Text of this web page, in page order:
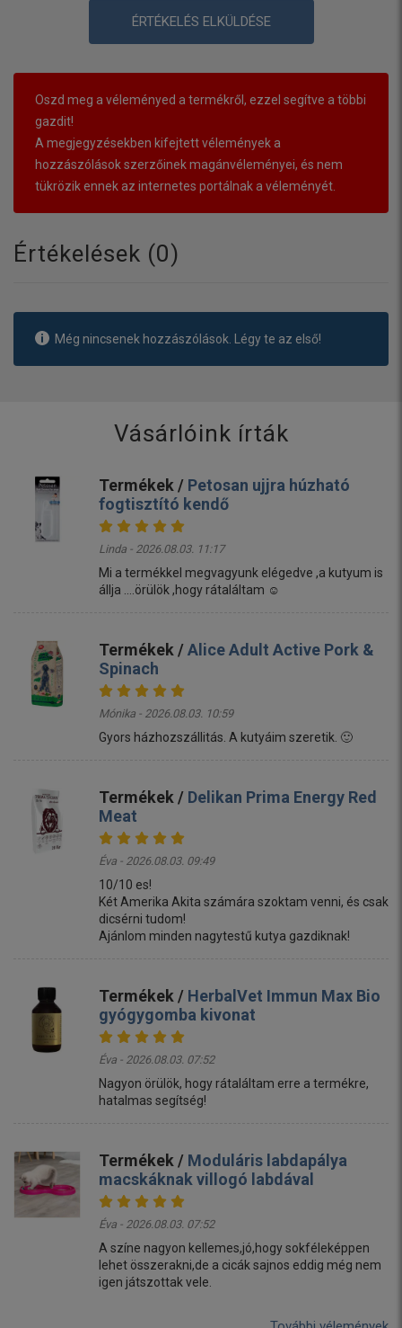
ÉRTÉKELÉS ELKÜLDÉSE
Oszd meg a véleményed a termékről, ezzel segítve a többi
gazdit!
A megjegyzésekben kifejtett vélemények a
hozzászólások szerzőinek magánvéleményei, és nem
tükrözik ennek az internetes portálnak a véleményét.
Értékelések (0)
Még nincsenek hozzászólások. Légy te az első!
Vásárlóink írták
Termékek / Petosan ujjra húzható
fogtisztító kendő
Linda - 2026.08.03. 11:17
Mi a termékkel megvagyunk elégedve ,a kutyum is
állja ....örülök ,hogy rátaláltam ☺️
Termékek /Alice Adult Active Pork &
Spinach
Mónika - 2026.08.03. 10:59
Gyors házhozszállitás. A kutyáim szeretik. 🙂
Termékek / Delikan Prima Energy Red
Meat
Éva - 2026.08.03. 09:49
10/10 es!
Két Amerika Akita számára szoktam venni, és csak
dicsérni tudom!
Ajánlom minden nagytestű kutya gazdiknak!
Termékek / HerbalVet Immun Max Bio
gyógygomba kivonat
Éva - 2026.08.03. 07:52
Nagyon örülök, hogy rátaláltam erre a termékre,
hatalmas segítség!
Termékek / Moduláris labdapálya
macskáknak villogó labdával
Éva - 2026.08.03. 07:52
A színe nagyon kellemes,jó,hogy sokféleképpen
lehet összerakni,de a cicák sajnos eddig még nem
igen játszottak vele.